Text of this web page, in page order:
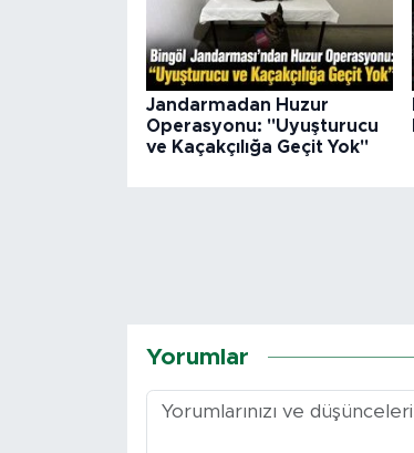
Jandarmadan Huzur
Operasyonu: "Uyuşturucu
ve Kaçakçılığa Geçit Yok"
Yorumlar